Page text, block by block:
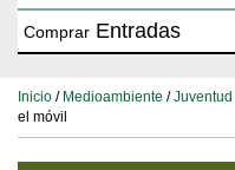
Comprar Entradas
Inicio / Medioambiente /Juventud
el móvil